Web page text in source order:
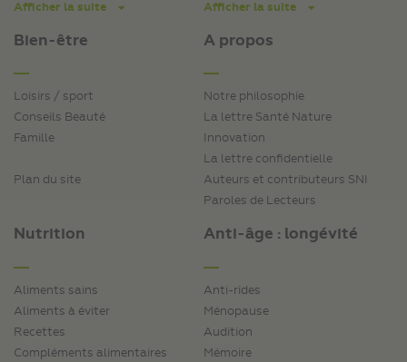
Afficher la suite
Bien-être
Loisirs / sport
Conseils Beauté
Famille
Plan du site
Afficher la suite
A propos
Notre philosophie
La lettre Santé Nature
Innovation
La lettre confidentielle
Auteurs et contributeurs SNI
Paroles de Lecteurs
Nutrition
Aliments sains
Aliments à éviter
Recettes
Compléments alimentaires
Anti-âge : longévité
Anti-rides
Ménopause
Audition
Mémoire